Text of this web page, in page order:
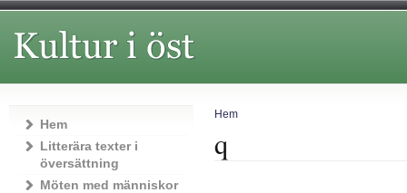
Hem
q
Hem
Litterära texter i
översättning
Möten med människor